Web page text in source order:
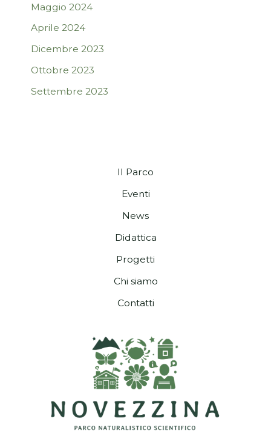
Maggio 2024
Aprile 2024
Dicembre 2023
Ottobre 2023
Settembre 2023
Il Parco
Eventi
News
Didattica
Progetti
Chi siamo
Contatti